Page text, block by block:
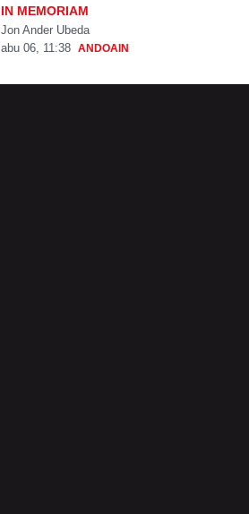
IN MEMORIAM
Jon Ander Ubeda
abu 06, 11:38 ANDOAIN